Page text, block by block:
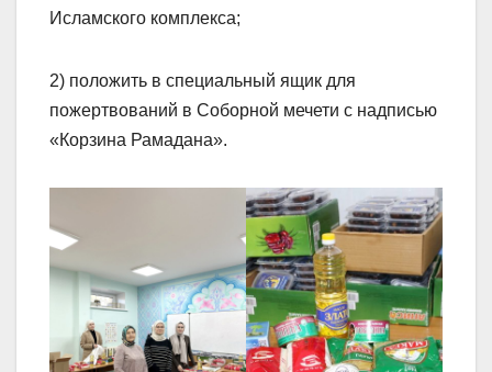
Исламского комплекса;
2) положить в специальный ящик для
пожертвований в Соборной мечети с надписью
«Корзина Рамадана».